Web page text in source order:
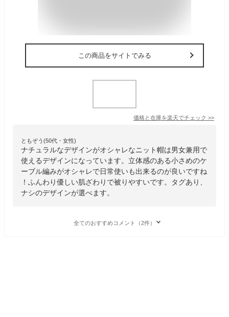
この商品をサイトでみる
価格と在庫を楽天でチェック >>
ともぞう(50代・女性)
ナチュラルなデザインがオシャレなニット帽は男女兼用で
使えるデザインになっています。立体感のある小さめのケ
ーブル編みがオシャレで日常使いも出来るのが良いですね
！ふんわり優しい肌ざわりで被りやすいです。タグあり、
ナシのデザインが選べます。
全てのおすすめコメント（2件）